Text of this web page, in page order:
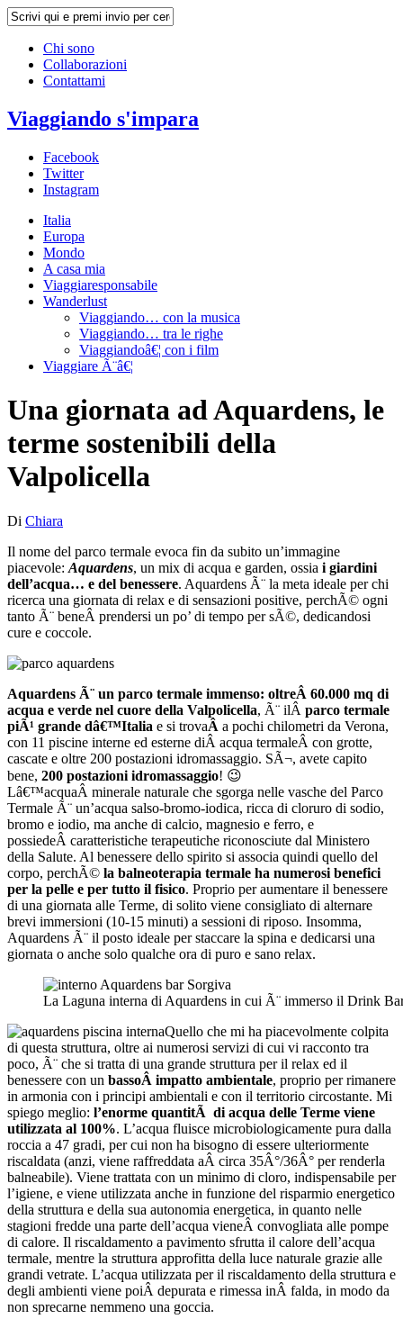
Chi sono
Collaborazioni
Contattami
Viaggiando s'impara
Facebook
Twitter
Instagram
Italia
Europa
Mondo
A casa mia
Viaggiaresponsabile
Wanderlust
Viaggiando… con la musica
Viaggiando… tra le righe
Viaggiandoâ€¦ con i film
Viaggiare Ã¨â€¦
Una giornata ad Aquardens, le
terme sostenibili della
Valpolicella
Di Chiara
Il nome del parco termale evoca fin da subito un’immagine
piacevole: Aquardens, un mix di acqua e garden, ossia i giardini
dell’acqua… e del benessere. Aquardens Ã¨ la meta ideale per chi
ricerca una giornata di relax e di sensazioni positive, perchÃ© ogni
tanto Ã¨ beneÂ prendersi un po’ di tempo per sÃ©, dedicandosi
cure e coccole.
Aquardens Ã¨ un parco termale immenso: oltreÂ 60.000 mq di
acqua e verde nel cuore della Valpolicella, Ã¨ ilÂ parco termale
piÃ¹ grande dâ€™Italia e si trovaÂ a pochi chilometri da Verona,
con 11 piscine interne ed esterne diÂ acqua termaleÂ con grotte,
cascate e oltre 200 postazioni idromassaggio. SÃ¬, avete capito
bene, 200 postazioni idromassaggio! 😉
Lâ€™acquaÂ minerale naturale che sgorga nelle vasche del Parco
Termale Ã¨ un’acqua salso-bromo-iodica, ricca di cloruro di sodio,
bromo e iodio, ma anche di calcio, magnesio e ferro, e
possiedeÂ caratteristiche terapeutiche riconosciute dal Ministero
della Salute. Al benessere dello spirito si associa quindi quello del
corpo, perchÃ© la balneoterapia termale ha numerosi benefici
per la pelle e per tutto il fisico. Proprio per aumentare il benessere
di una giornata alle Terme, di solito viene consigliato di alternare
brevi immersioni (10-15 minuti) a sessioni di riposo. Insomma,
Aquardens Ã¨ il posto ideale per staccare la spina e dedicarsi una
giornata o anche solo qualche ora di puro e sano relax.
La Laguna interna di Aquardens in cui Ã¨ immerso il Drink
Quello che mi ha piacevolmente colpita
di questa struttura, oltre ai numerosi servizi di cui vi racconto tra
poco, Ã¨ che si tratta di una grande struttura per il relax ed il
benessere con un bassoÂ impatto ambientale, proprio per rimanere
in armonia con i principi ambientali e con il territorio circostante. Mi
spiego meglio: l’enorme quantitÃ di acqua delle Terme viene
utilizzata al 100%. L’acqua fluisce microbiologicamente pura dalla
roccia a 47 gradi, per cui non ha bisogno di essere ulteriormente
riscaldata (anzi, viene raffreddata aÂ circa 35Â°/36Â° per renderla
balneabile). Viene trattata con un minimo di cloro, indispensabile per
l’igiene, e viene utilizzata anche in funzione del risparmio energetico
della struttura e della sua autonomia energetica, in quanto nelle
stagioni fredde una parte dell’acqua vieneÂ convogliata alle pompe
di calore. Il riscaldamento a pavimento sfrutta il calore dell’acqua
termale, mentre la struttura approfitta della luce naturale grazie alle
grandi vetrate. L’acqua utilizzata per il riscaldamento della struttura e
degli ambienti viene poiÂ depurata e rimessa inÂ falda, in modo da
non sprecarne nemmeno una goccia.